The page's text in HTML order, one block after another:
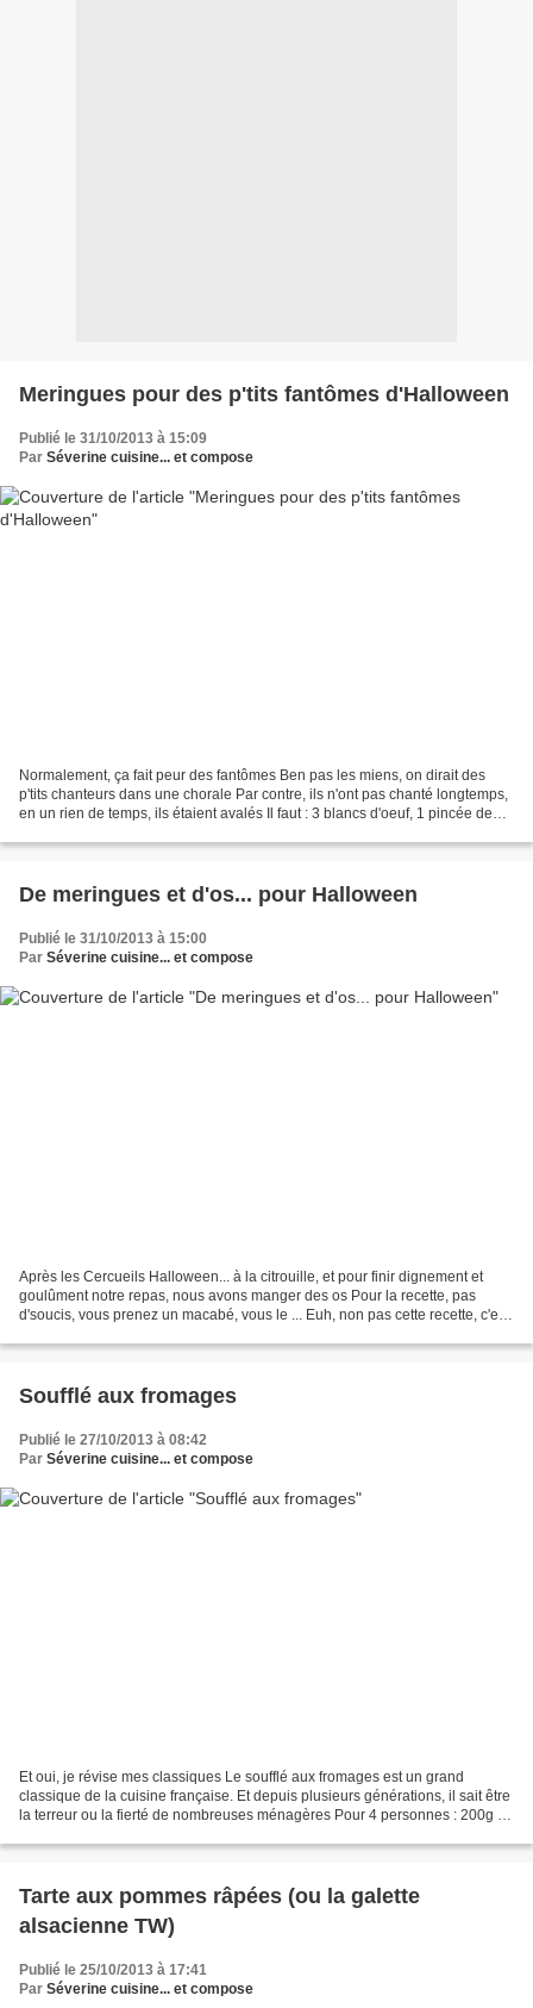
Meringues pour des p'tits fantômes d'Halloween
Publié le 31/10/2013 à 15:09
Par Séverine cuisine... et compose
Normalement, ça fait peur des fantômes Ben pas les miens, on dirait des
p'tits chanteurs dans une chorale Par contre, ils n'ont pas chanté longtemps,
en un rien de temps, ils étaient avalés Il faut : 3 blancs d'oeuf, 1 pincée de
De meringues et d'os... pour Halloween
Publié le 31/10/2013 à 15:00
Par Séverine cuisine... et compose
Après les Cercueils Halloween... à la citrouille, et pour finir dignement et
goulûment notre repas, nous avons manger des os Pour la recette, pas
d'soucis, vous prenez un macabé, vous le ... Euh, non pas cette recette, c'est
Soufflé aux fromages
Publié le 27/10/2013 à 08:42
Par Séverine cuisine... et compose
Et oui, je révise mes classiques Le soufflé aux fromages est un grand
classique de la cuisine française. Et depuis plusieurs générations, il sait être
la terreur ou la fierté de nombreuses ménagères Pour 4 personnes : 200g de
Tarte aux pommes râpées (ou la galette
alsacienne TW)
Publié le 25/10/2013 à 17:41
Par Séverine cuisine... et compose